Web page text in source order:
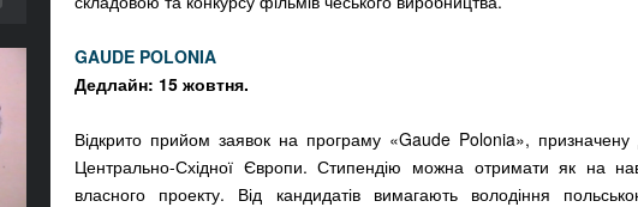
GAUDE POLONIA
Дедлайн: 15 жовтня.
Відкрито прийом заявок на програму «Gaude Polonia»,
Центрально-Східної Європи. Стипендію можна отримати як на
власного проекту. Від кандидатів вимагають володіння